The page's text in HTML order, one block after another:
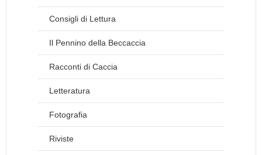
Consigli di Lettura
Il Pennino della Beccaccia
Racconti di Caccia
Letteratura
Fotografia
Riviste